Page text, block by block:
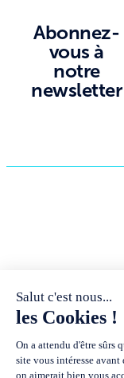
Abonnez-
vous à
notre
newsletter
NOUS
et